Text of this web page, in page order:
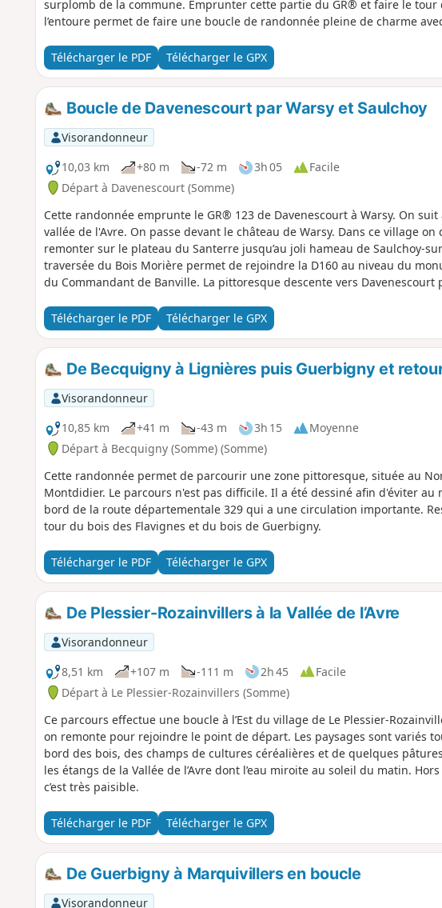
surplomb de la commune. Emprunter cette partie du GR® et faire le tour
l’entoure permet de faire une boucle de randonnée pleine de charme
Télécharger le PDF Télécharger le GPX
Boucle de Davenescourt par Warsy et Saulchoy
Visorandonneur
10,03 km
+80 m -72 m 3h 05
Facile
Départ à Davenescourt (Somme)
Cette randonnée emprunte le GR® 123 de Davenescourt à Warsy. On
vallée de l'Avre. On passe devant le château de Warsy. Dans ce village
remonter sur le plateau du Santerre jusqu’au joli hameau de Saulchoy-
traversée du Bois Morière permet de rejoindre la D160 au niveau du
du Commandant de Banville. La pittoresque descente vers Davenescourt
Télécharger le PDF
Télécharger le GPX
De Becquigny à Lignières puis Guerbigny et
Visorandonneur
10,85 km
+41 m -43 m 3h 15
Moyenne
Départ à Becquigny (Somme) (Somme)
Cette randonnée permet de parcourir une zone pittoresque, située au
Montdidier. Le parcours n'est pas difficile. Il a été dessiné afin d'éviter au
bord de la route départementale 329 qui a une circulation importante.
tour du bois des Flavignes et du bois de Guerbigny.
Télécharger le PDF Télécharger le GPX
De Plessier-Rozainvillers à la Vallée de l’Avre
Visorandonneur
8,51 km
+107 m -111 m 2h 45
Facile
Départ à Le Plessier-Rozainvillers (Somme)
Ce parcours effectue une boucle à l’Est du village de Le Plessier-
on remonte pour rejoindre le point de départ. Les paysages sont variés
bord des bois, des champs de cultures céréalières et de quelques
les étangs de la Vallée de l’Avre dont l’eau miroite au soleil du matin.
c’est très paisible.
Télécharger le PDF Télécharger le GPX
De Guerbigny à Marquivillers en boucle
Visorandonneur